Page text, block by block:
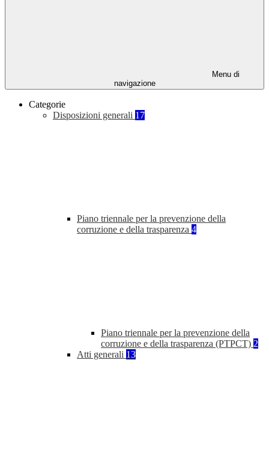
Menu di
navigazione
Categorie
Disposizioni generali 17
Piano triennale per la prevenzione della
corruzione e della trasparenza 4
Piano triennale per la prevenzione della
corruzione e della trasparenza (PTPCT) 2
Atti generali 13